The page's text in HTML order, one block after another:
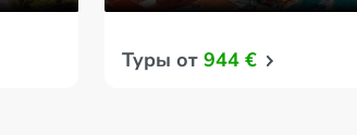
Туры от 944 €